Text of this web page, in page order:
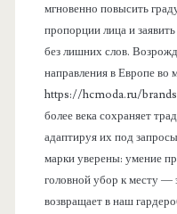
мгновенно повысить
пропорции лица и
без лишних слов.
направления в Европе во
https://hcmoda.ru/
более века сохраняет
адаптируя их под
марки уверены: умение
головной убор к месту —
возвращает в наш